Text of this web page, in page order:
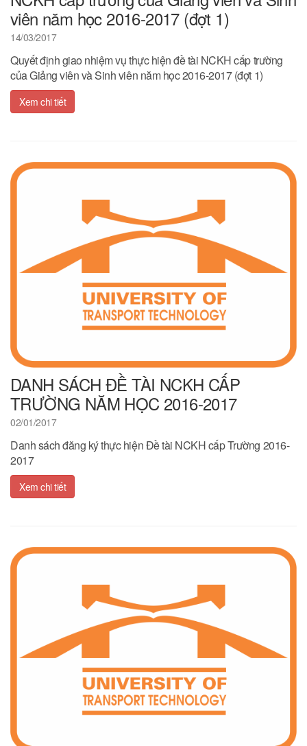
viên năm học 2016-2017 (đợt 1)
14/03/2017
Quyết định giao nhiệm vụ thực hiện đề tài NCKH cấp trường
của Giảng viên và Sinh viên năm học 2016-2017 (đợt 1)
Xem chi tiết
DANH SÁCH ĐỀ TÀI NCKH CẤP
TRƯỜNG NĂM HỌC 2016-2017
02/01/2017
Danh sách đăng ký thực hiện Đề tài NCKH cấp Trường 2016-
2017
Xem chi tiết